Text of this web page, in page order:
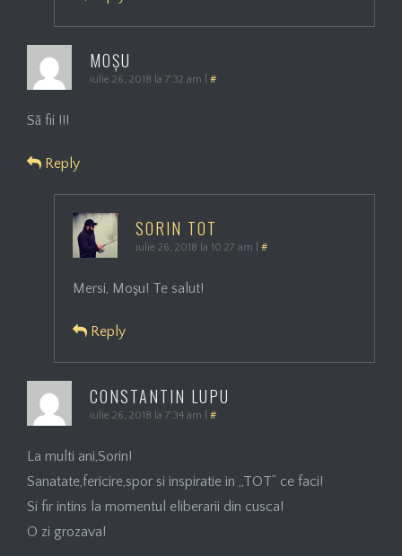
MOȘU
iulie 26, 2018 la 7:32 am #
Să fii !!!
Reply
SORIN TOT
iulie 26, 2018 la 10:27 am #
Mersi, Moşu! Te salut!
Reply
CONSTANTIN LUPU
iulie 26, 2018 la 7:34 am #
La multi ani,Sorin!
Sanatate,fericire,spor si inspiratie in „TOT” ce faci!
Si fir intins la momentul eliberarii din cusca!
O zi grozava!